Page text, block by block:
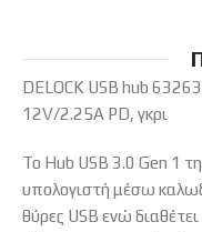
DELOCK USB hub
12V/2.25A PD, γκρι
Το Hub USB 3.0 Gen 1
υπολογιστή μέσω
θύρες USB ενώ